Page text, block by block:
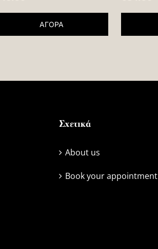
ΑΓΟΡΑ
Σχετικά
About us
Book your appointment